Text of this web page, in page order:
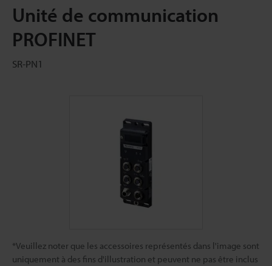
Unité de communication
PROFINET
SR-PN1
*Veuillez noter que les accessoires représentés dans l'image sont
uniquement à des fins d'illustration et peuvent ne pas être inclus